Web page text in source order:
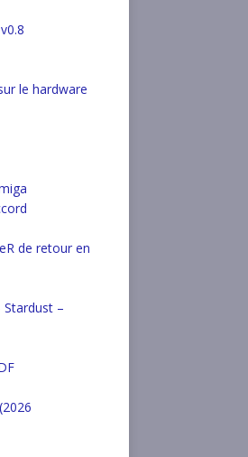
le hardware
de retour en
–